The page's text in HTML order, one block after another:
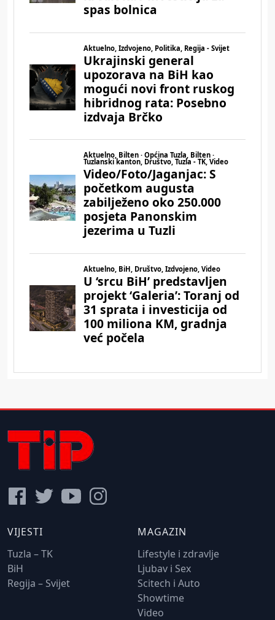
VIJESTI
Tuzla – TK
BiH
Regija – Svijet
MAGAZIN
Lifestyle i zdravlje
Ljubav i Sex
Scitech i Auto
Showtime
Video